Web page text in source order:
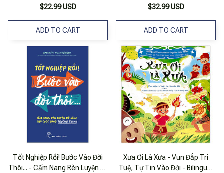
0-1 Tuổi)
$22.99 USD
ADD TO CART
Sống Tặng Bookmark Vadata
$32.99 USD
ADD TO CART
Tốt Nghiệp Rồi! Bước Vào Đời
Thôi... - Cẩm Nang Rèn Luyện Kỹ
Xưa Ơi Là Xưa - Vun Đắp Trí
Tuệ, Tự Tin Vào Đời - Bilingual